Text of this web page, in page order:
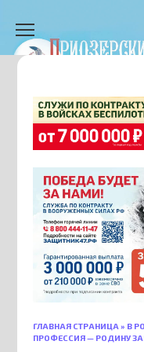
содержанию
ГЛАВНАЯ СТРАНИЦА » В
ПРОФЕССИЯ — РОДИНУ